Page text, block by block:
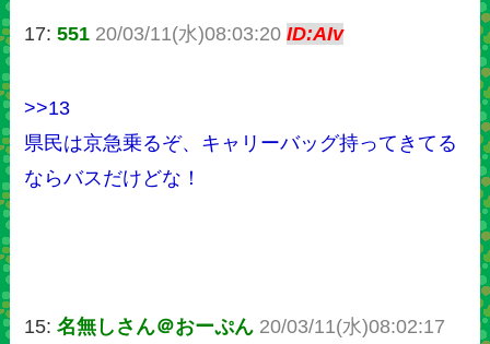
17:551 20/03/11(水)08:03:20ID:AIv
>>13
県民は京急乗るぞ、キャリーバッグ持ってきてる
ならバスだけどな！
15:名無しさん＠おーぷん 20/03/11(水)08:02:17